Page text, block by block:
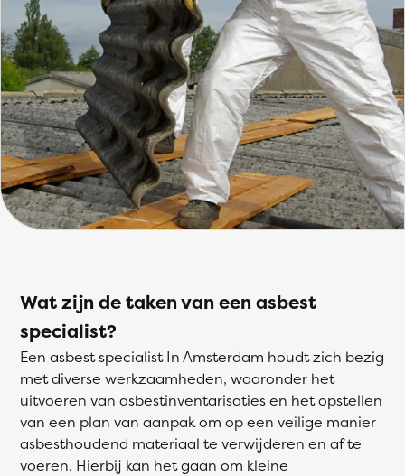
Wat zijn de taken van een asbest
specialist?
Een asbest specialist In Amsterdam houdt zich bezig
met diverse werkzaamheden, waaronder het
uitvoeren van asbestinventarisaties en het opstellen
van een plan van aanpak om op een veilige manier
asbesthoudend materiaal te verwijderen en af te
voeren. Hierbij kan het gaan om kleine